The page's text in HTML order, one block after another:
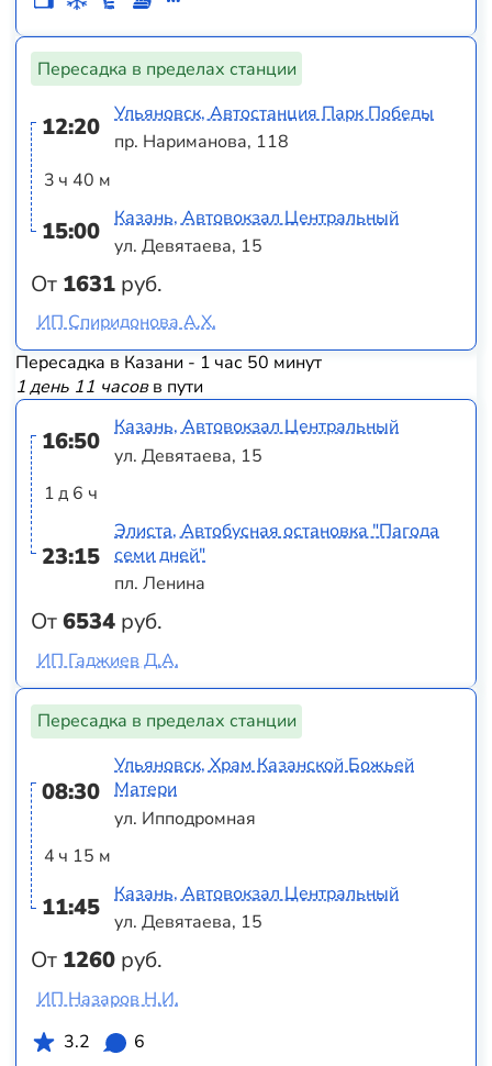
Пересадка в пределах станции
12:20
3 ч 40 м
15:00
От 1631 руб.
Ульяновск, Автостанция Парк Победы
пр. Нариманова, 118
Казань, Автовокзал Центральный
ул. Девятаева, 15
ИП Спиридонова А.Х.
Пересадка в Казани - 1 час 50 минут
1 день 11 часовв пути
16:50
1 д 6 ч
23:15
От6534 руб.
Казань, Автовокзал Центральный
ул. Девятаева, 15
Элиста, Автобусная остановка "Пагода
семи дней"
пл. Ленина
ИП Гаджиев Д.А.
Пересадка в пределах станции
08:30
4 ч 15 м
11:45
От 1260 руб.
Ульяновск, Храм Казанской Божьей
Матери
ул. Ипподромная
Казань, Автовокзал Центральный
ул. Девятаева, 15
ИП Назаров Н.И.
3.2
6